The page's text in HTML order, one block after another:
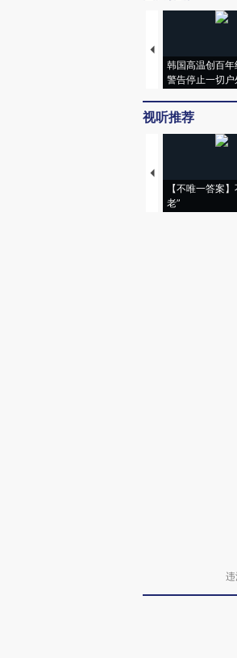
韩国高温创百年
警告停止一切户
视听推荐
【不唯一答案
老”